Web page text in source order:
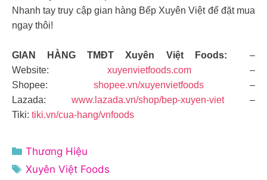
Nhanh tay truy cập gian hàng Bếp Xuyên Việt để đặt mua
ngay thôi!
GIAN HÀNG TMĐT Xuyên Việt Foods:
–
Website: xuyenvietfoods.com –
Shopee: shopee.vn/xuyenvietfoods –
Lazada: www.lazada.vn/shop/bep-xuyen-viet–
Tiki: tiki.vn/cua-hang/vnfoods
Danh
mục
Thương Hiệu
Thẻ
Xuyên Việt Foods